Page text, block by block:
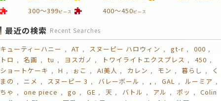
300～399ピース 400～450ピース
最近の検索 Recent Searches
キューティーハニー AT スヌーピー ハロウィン gt-r
000
トロ
名画 tu ヨスガノ トワイライトエクスプレス
450
ショートケーキ
H ぉこ AI美人 カレン モン 暮らし
く
まの
ニメ スヌーピー 3 バレーボール , GAL
ルーミア
ちゃ
one piece go GE 天 バトル アル ポッ
Colin